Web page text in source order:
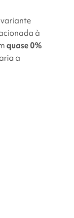
à
quase 0%
a